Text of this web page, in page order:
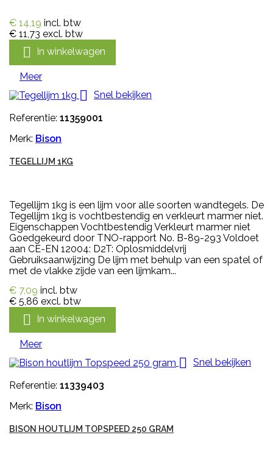
€ 14,19 incl. btw
€ 11,73 excl. btw
 In winkelwagen
Meer
 Snel bekijken
Referentie: 11359001
Merk: Bison
TEGELLIJM 1KG
Tegellijm 1kg is een lijm voor alle soorten wandtegels. De
Tegellijm 1kg is vochtbestendig en verkleurt marmer niet.
Eigenschappen Vochtbestendig Verkleurt marmer niet
Goedgekeurd door TNO-rapport No. B-89-293 Voldoet
aan CE-EN 12004: D2T: Oplosmiddelvrij
Gebruiksaanwijzing De lijm met behulp van een spatel of
met de vlakke zijde van een lijmkam...
€ 7,09 incl. btw
€ 5,86 excl. btw
 In winkelwagen
Meer
 Snel bekijken
Referentie: 11339403
Merk: Bison
BISON HOUTLIJM TOPSPEED 250 GRAM